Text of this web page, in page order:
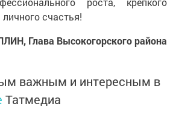
счастья!
Глава Высокогорского района
важным и интересным в
Татмедиа